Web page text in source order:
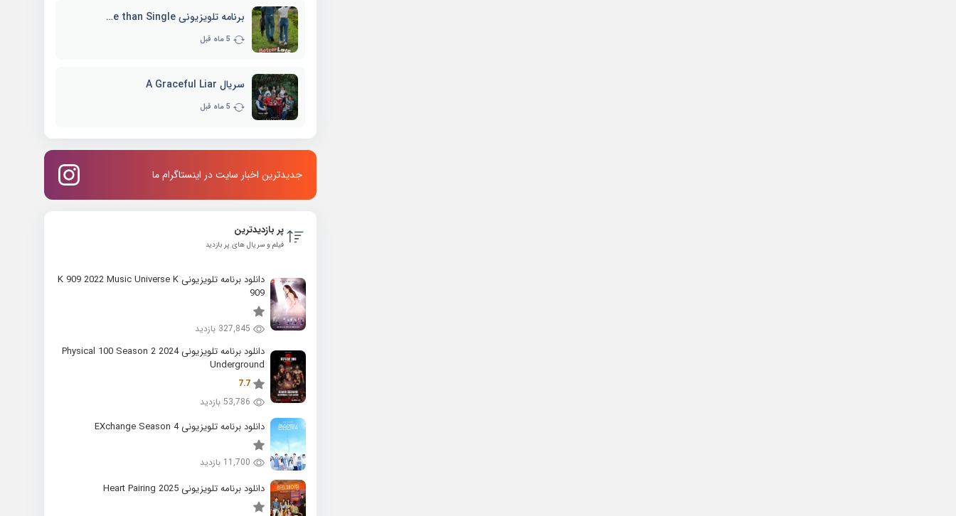
برنامه تلویزیونی Better Late than Single
5 ماه قبل
سریال A Graceful Liar
5 ماه قبل
جدیدترین اخبار سایت در اینستاگرام ما
پر بازدیدترین
فیلم و سریال های پر بازدید
دانلود برنامه تلویزیونی K 909 2022 Music Universe K
909
327,845 بازدید
دانلود برنامه تلویزیونی 2024 Physical 100 Season 2
Underground
7.7
53,786 بازدید
دانلود برنامه تلویزیونی EXchange Season 4
11,700 بازدید
دانلود برنامه تلویزیونی 2025 Heart Pairing